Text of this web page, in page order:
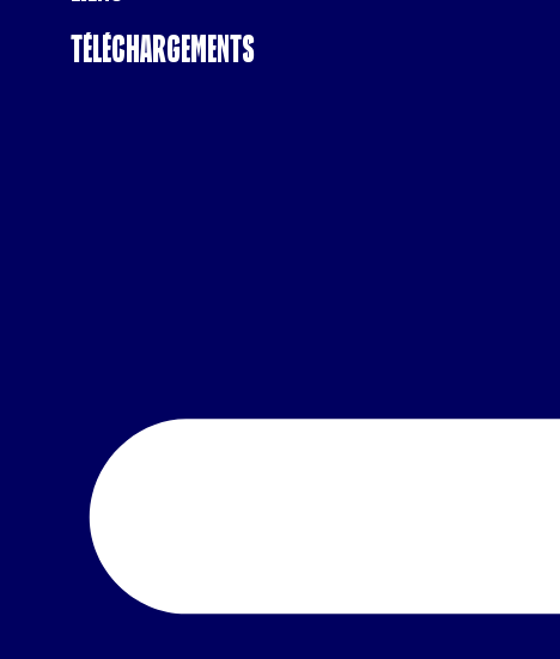
Téléchargements